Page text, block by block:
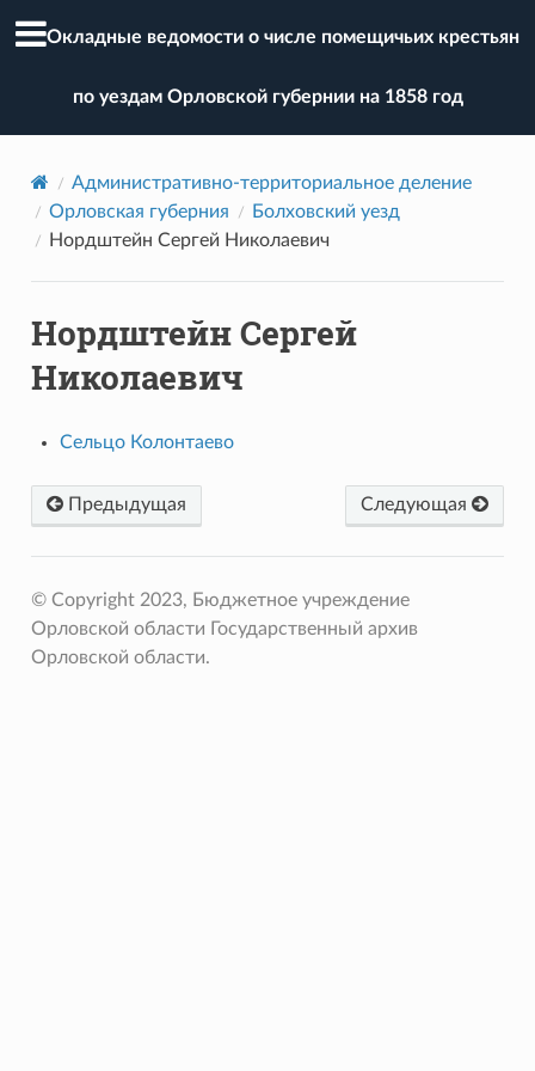
Окладные ведомости о числе помещичьих крестьян
по уездам Орловской губернии на 1858 год
Административно-территориальное деление
Орловская губерния
Болховский уезд
Нордштейн Сергей Николаевич
Нордштейн Сергей
Николаевич
Сельцо Колонтаево
Предыдущая Следующая
© Copyright 2023, Бюджетное учреждение
Орловской области Государственный архив
Орловской области.